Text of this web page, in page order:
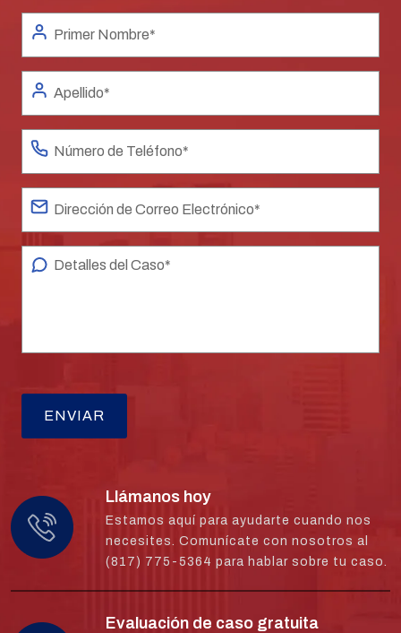
Llámanos hoy
Estamos aquí para ayudarte cuando nos
necesites. Comunícate con nosotros al
(817) 775-5364 para hablar sobre tu caso.
Evaluación de caso gratuita